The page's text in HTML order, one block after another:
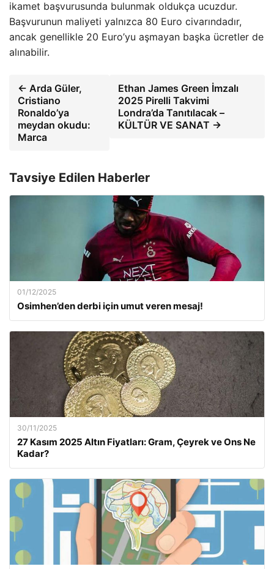
ikamet başvurusunda bulunmak oldukça ucuzdur.
Başvurunun maliyeti yalnızca 80 Euro civarındadır,
ancak genellikle 20 Euro’yu aşmayan başka ücretler de
alınabilir.
← Arda Güler,
Cristiano
Ronaldo’ya
meydan okudu:
Marca
Ethan James Green İmzalı
2025 Pirelli Takvimi
Londra’da Tanıtılacak –
KÜLTÜR VE SANAT →
Tavsiye Edilen Haberler
01/12/2025
Osimhen’den derbi için umut veren mesaj!
30/11/2025
27 Kasım 2025 Altın Fiyatları: Gram, Çeyrek ve Ons Ne
Kadar?